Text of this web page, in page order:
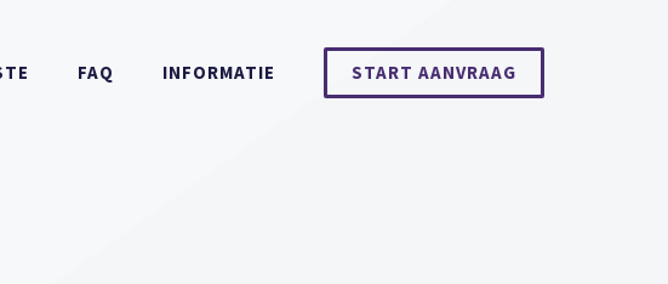
FAQ INFORMATIE START AANVRAAG